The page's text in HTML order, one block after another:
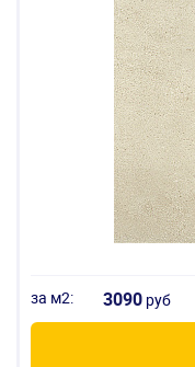
за м2: 3090 руб